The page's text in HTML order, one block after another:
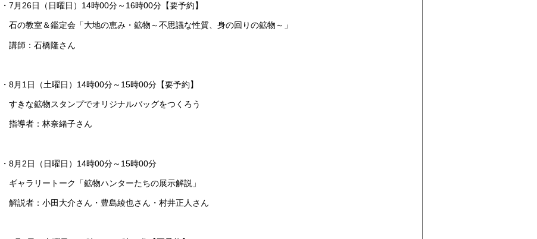
・7月26日（日曜日）14時00分～16時00分【要予約】
石の教室＆鑑定会「大地の恵み・鉱物～不思議な性質、身の回りの鉱物～」
講師：石橋隆さん
・8月1日（土曜日）14時00分～15時00分【要予約】
すきな鉱物スタンプでオリジナルバッグをつくろう
指導者：林奈緒子さん
・8月2日（日曜日）14時00分～15時00分
ギャラリートーク「鉱物ハンターたちの展示解説」
解説者：小田大介さん・豊島綾也さん・村井正人さん